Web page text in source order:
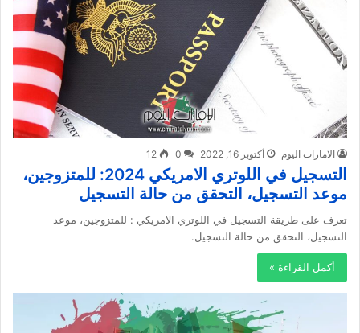
الامارات اليوم أكتوبر 16, 2022 0
12
التسجيل في اللوتري الامريكي 2024: للمتزوجين،
موعد التسجيل، التحقق من حالة التسجيل
تعرف على طريقة التسجيل في اللوتري الامريكي : للمتزوجين، موعد
التسجيل، التحقق من حالة التسجيل.
أكمل القراءة »